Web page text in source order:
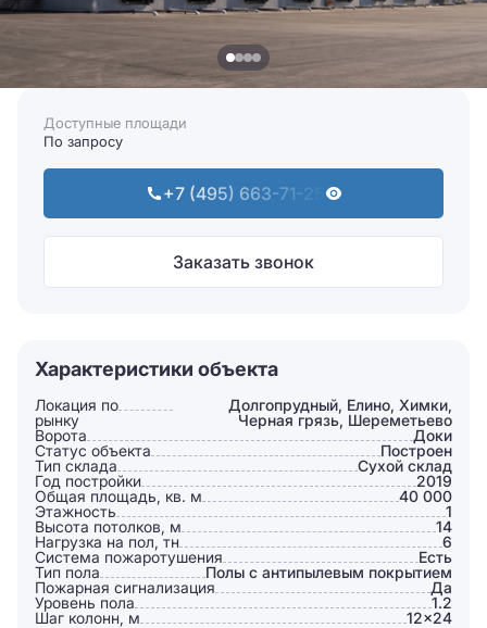
Доступные площади
По запросу
+7 (495) 663-71-25
Заказать звонок
Характеристики объекта
Локация по
рынку
Долгопрудный, Елино, Химки,
Черная грязь, Шереметьево
Ворота
Доки
Статус объекта
Построен
Тип склада
Сухой склад
Год постройки
2019
Общая площадь, кв. м
40 000
Этажность
1
Высота потолков, м
14
Нагрузка на пол, тн
6
Система пожаротушения
Есть
Тип пола
Полы с антипылевым покрытием
Пожарная сигнализация
Да
Уровень пола
1.2
Шаг колонн, м
12×24